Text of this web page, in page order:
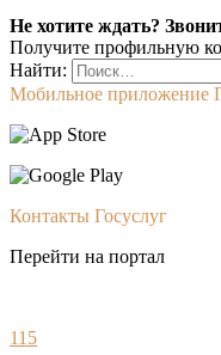
Не хотите ждать?
Получите профильную
Найти:
Мобильное приложение
Контакты Госуслуг
Перейти на портал
115